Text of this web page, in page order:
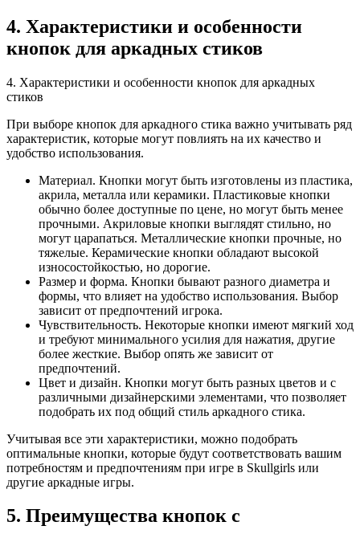
4. Характеристики и особенности
кнопок для аркадных стиков
4. Характеристики и особенности кнопок для аркадных
стиков
При выборе кнопок для аркадного стика важно учитывать ряд
характеристик, которые могут повлиять на их качество и
удобство использования.
Материал. Кнопки могут быть изготовлены из пластика,
акрила, металла или керамики. Пластиковые кнопки
обычно более доступные по цене, но могут быть менее
прочными. Акриловые кнопки выглядят стильно, но
могут царапаться. Металлические кнопки прочные, но
тяжелые. Керамические кнопки обладают высокой
износостойкостью, но дорогие.
Размер и форма. Кнопки бывают разного диаметра и
формы, что влияет на удобство использования. Выбор
зависит от предпочтений игрока.
Чувствительность. Некоторые кнопки имеют мягкий ход
и требуют минимального усилия для нажатия, другие
более жесткие. Выбор опять же зависит от
предпочтений.
Цвет и дизайн. Кнопки могут быть разных цветов и с
различными дизайнерскими элементами, что позволяет
подобрать их под общий стиль аркадного стика.
Учитывая все эти характеристики, можно подобрать
оптимальные кнопки, которые будут соответствовать вашим
потребностям и предпочтениям при игре в Skullgirls или
другие аркадные игры.
5. Преимущества кнопок с